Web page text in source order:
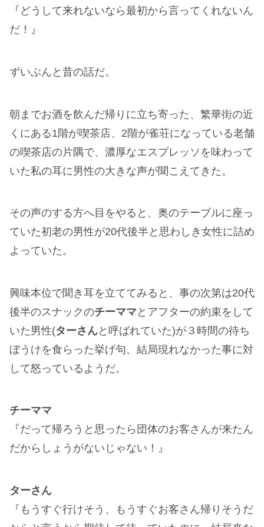
『どうして来れないなら最初から言ってくれないん
だ！』
ずいぶんと昔の話だ。
朝までお酒を飲んだ帰りに立ち寄った、繁華街の近
くにある1階が喫茶店、2階が雀荘になっている老舗
の喫茶店の片隅で、濃厚なエスプレッソを味わって
いた私の耳に男性の大きな声が聞こえてきた。
その声のする方へ目をやると、奥のテーブルに座っ
ていた初老の男性が20代後半と思わしき女性に詰め
よっていた。
興味本位で聞き耳を立ててみると、事の次第は20代
後半のスナックのチーママ とアフターの約束をして
いた男性(ターさんと呼ばれていた)が３時間の待ち
ぼうけを食らった挙げ句、結局現れなかった事に対
して怒っているようだ。
チーママ
『だって帰ろうと思ったら団体のお客さんが来たん
だからしょうがないじゃない！』
ターさん
『もうすぐ行けそう、もうすぐお客さん帰りそうだ